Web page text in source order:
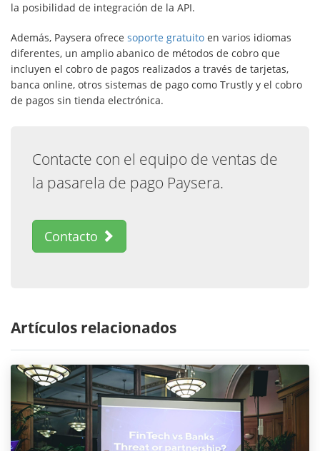
la posibilidad de integración de la API.
Además, Paysera ofrece soporte gratuito en varios idiomas
diferentes, un amplio abanico de métodos de cobro que
incluyen el cobro de pagos realizados a través de tarjetas,
banca online, otros sistemas de pago como Trustly y el cobro
de pagos sin tienda electrónica.
Contacte con el equipo de ventas de
la pasarela de pago Paysera.
Contacto
Artículos relacionados